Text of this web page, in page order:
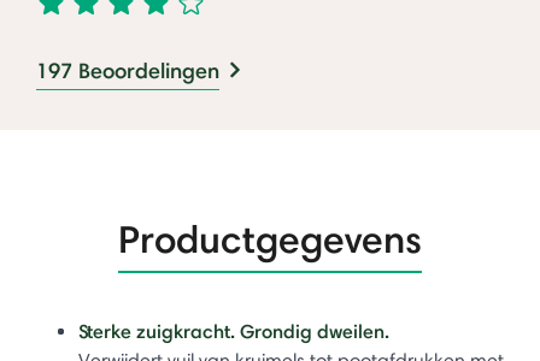
197 Beoordelingen
Productgegevens
Sterke zuigkracht. Grondig dweilen.